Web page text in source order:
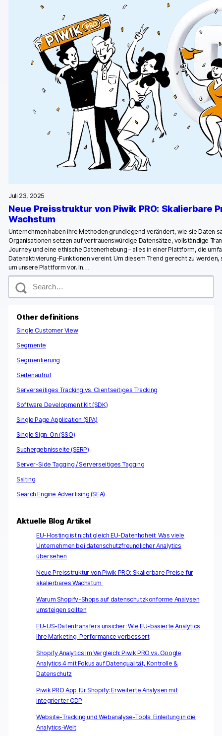
EN
SV
Juli 23, 2025
Neue Preisstruktur von Piwik PRO: Skalierbare
Wachstum
Unternehmen haben ihre Methoden grundlegend verändert, wie sie Daten
Organisationen setzen auf vertrauenswürdige Datensätze, vollständige
Journey und eine ethische Datenerhebung – alles in einer Plattform, die
Datenaktivierung-Funktionen vereint. Um diesem Trend gerecht zu
um unsere Plattform vor. In…
S
Other definitions
Single Customer View
Segmente
Segmentierung
Seitenaufruf
Serverseitiges Tracking vs. Clientseitiges Tracking
Software Development Kit (SDK)
Single Page Application (SPA)
Single Sign-On (SSO)
Suchergebnisseite (SERP)
Server-Side Tagging / Serverseitiges Tagging
Salting
Search Engine Advertising (SEA)
Aktuelle Blog Artikel
EU-Hosting ist nicht gleich EU-Datenhoheit: Was viele
Unternehmen bei datenschutzfreundlicher Analytics
übersehen
Neue Preisstruktur von Piwik PRO: Skalierbare Preise für
skalierbares Wachstum
Warum Shopify-Shops auf datenschutzkonforme Analysen
umsteigen sollten
EU-US-Datentransfers unsicher: Wie EU-basierte Analytics
Ihre Marketing-Performance verbessert
Shopify Analytics im Vergleich: Piwik PRO vs. Google
Analytics 4 mit Fokus auf Datenqualität, Kontrolle &
Datenschutz
Piwik PRO App für Shopify: Erweiterte Analysen mit
integrierter CDP
Website-Tracking und Webanalyse-Tools: Einleitung in die
Analytics-Welt